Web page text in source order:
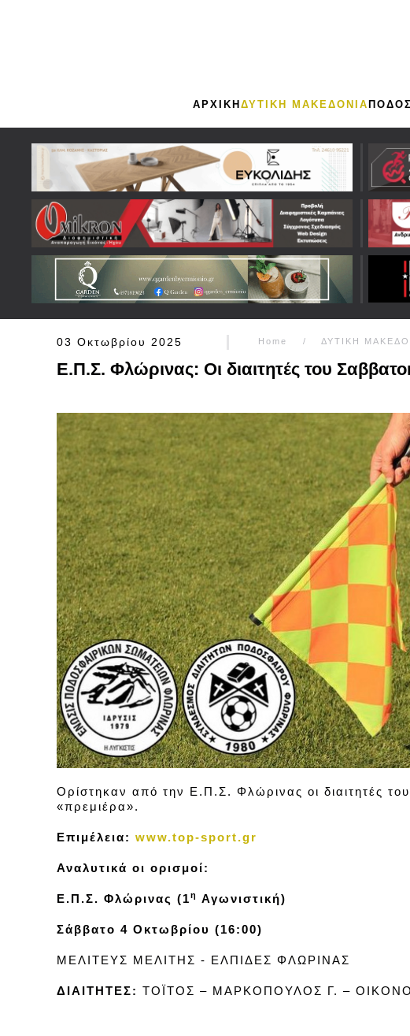
ΑΡΧΙΚΗΔΥΤΙΚΗ ΜΑΚΕΔΟΝΙΑ
03 Οκτωβρίου 2025 Home ΔΥΤΙΚΗ
Ε.Π.Σ. Φλώρινας: Οι διαιτητές του
Ορίστηκαν από την Ε.Π.Σ. Φλώρινας οι διαιτητές
«πρεμιέρα».
Επιμέλεια: www.top-sport.gr
Αναλυτικά οι ορισμοί:
Ε.Π.Σ. Φλώρινας (1η Αγωνιστική)
Σάββατο 4 Οκτωβρίου (16:00)
ΜΕΛΙΤΕΥΣ ΜΕΛΙΤΗΣ - ΕΛΠΙΔΕΣ ΦΛΩΡΙΝΑΣ
ΔΙΑΙΤΗΤΕΣ: ΤΟΪΤΟΣ – ΜΑΡΚΟΠΟΥΛΟΣ Γ. –